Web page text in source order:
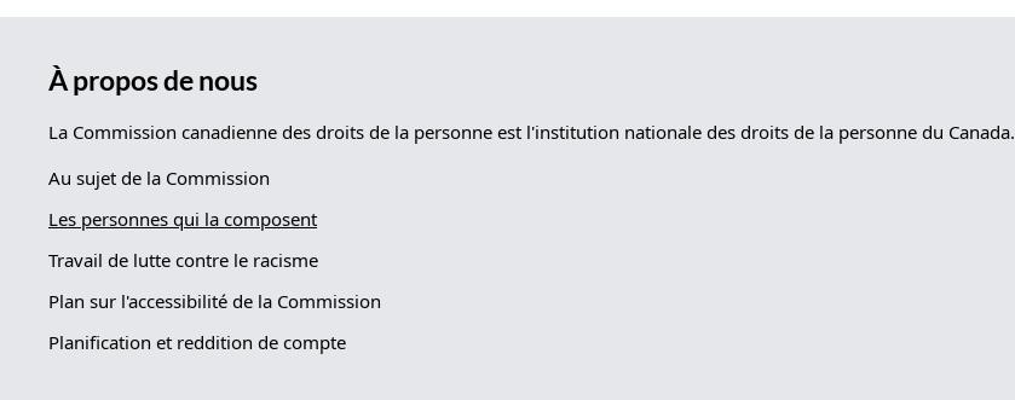
À propos de nous
La Commission canadienne des droits de la personne est l'institution nationale des droits de la personne du Canada.
Au sujet de la Commission
Les personnes qui la composent
Travail de lutte contre le racisme
Plan sur l'accessibilité de la Commission
Planification et reddition de compte